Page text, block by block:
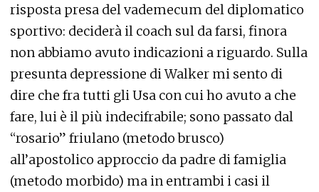
risposta presa del vademecum del diplomatico
sportivo: deciderà il coach sul da farsi, finora
non abbiamo avuto indicazioni a riguardo. Sulla
presunta depressione di Walker mi sento di
dire che fra tutti gli Usa con cui ho avuto a che
fare, lui è il più indecifrabile; sono passato dal
“rosario” friulano (metodo brusco)
all’apostolico approccio da padre di famiglia
(metodo morbido) ma in entrambi i casi il